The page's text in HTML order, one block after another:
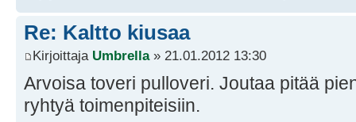
Re: Kaltto kiusaa
Kirjoittaja Umbrella» 21.01.2012 13:30
Arvoisa toveri pulloveri. Joutaa pitää
ryhtyä toimenpiteisiin.